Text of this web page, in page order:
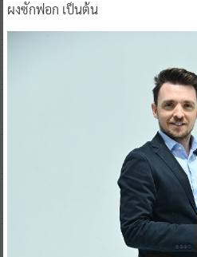
ผงซักฟอก เป็นต้น